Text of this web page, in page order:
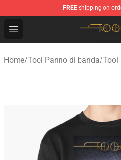
FREE shipping on
Open menu
Tool Store - Official Tool
Home/Tool Panno di banda/Tool